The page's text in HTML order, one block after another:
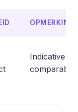
OPMERKING
Indicative
comparable